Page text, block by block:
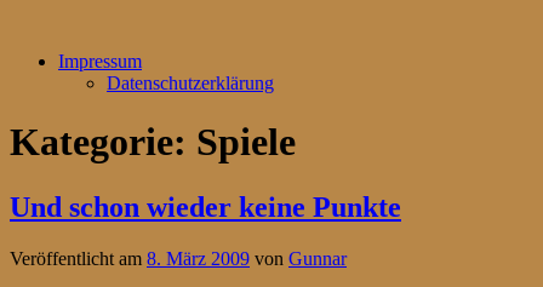
Impressum
Datenschutzerklärung
Kategorie: Spiele
Und schon wieder keine Punkte
Veröffentlicht am 8. März 2009 von Gunnar